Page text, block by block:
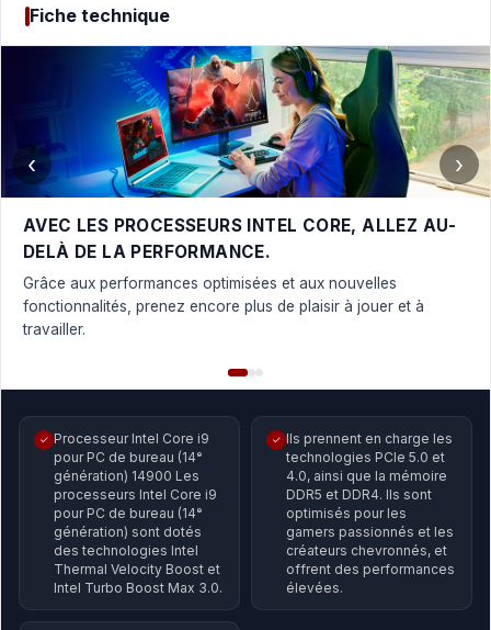
Fiche technique
AVEC LES PROCESSEURS INTEL CORE, ALLEZ AU-
DELÀ DE LA PERFORMANCE.
Grâce aux performances optimisées et aux nouvelles
fonctionnalités, prenez encore plus de plaisir à jouer et à
travailler.
‹ ›
✓ Processeur Intel Core i9
pour PC de bureau (14ᵉ
génération) 14900 Les
processeurs Intel Core i9
pour PC de bureau (14ᵉ
génération) sont dotés
des technologies Intel
Thermal Velocity Boost et
Intel Turbo Boost Max 3.0.
✓ Ils prennent en charge les
technologies PCIe 5.0 et
4.0, ainsi que la mémoire
DDR5 et DDR4. Ils sont
optimisés pour les
gamers passionnés et les
créateurs chevronnés, et
offrent des performances
élevées.